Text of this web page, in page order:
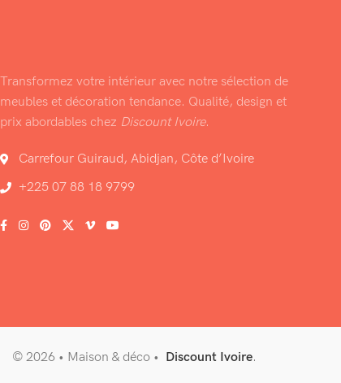
Transformez votre intérieur avec notre sélection de
meubles et décoration tendance. Qualité, design et
prix abordables chez Discount Ivoire.
Carrefour Guiraud, Abidjan, Côte d’Ivoire
+225 07 88 18 9799
© 2026 • Maison & déco • Discount Ivoire.